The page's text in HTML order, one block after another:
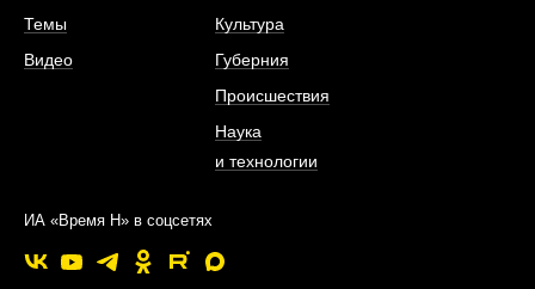
Темы
Видео
Культура
Губерния
Происшествия
Наука
и технологии
ИА «Время Н» в соцсетях